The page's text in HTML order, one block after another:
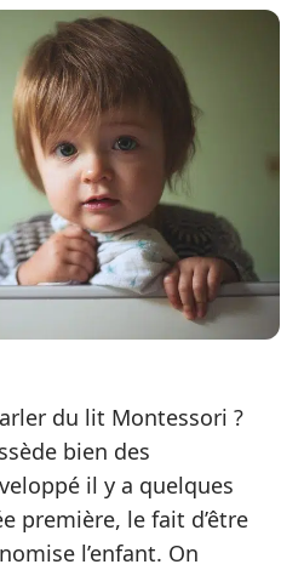
du lit Montessori ?
bien des
il y a quelques
première, le fait d’être
l’enfant. On